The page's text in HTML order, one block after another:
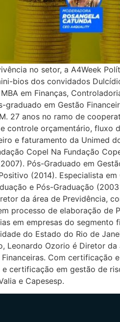
no setor, a A4Week
bios dos convidados
em Finanças,
graduado em Gestão
27 anos no ramo de
controle orçamentário, fluxo
e faturamento da Unimed
Copel Na Fundação
Pós-Graduado em
(2014). Especialista
e Pós-Graduação
da área de Previdência,
processo de elaboração
em empresas do
do Estado do Rio de
Leonardo Ozorio é Diretor
Financeiras. Com
certificação em gestão de
e Capesesp.